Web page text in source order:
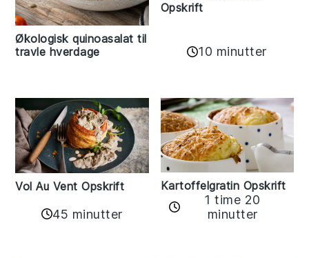
Økologisk quinoasalat til
travle hverdage
Opskrift
10 minutter
Vol Au Vent Opskrift
45 minutter
Kartoffelgratin Opskrift
1 time 20
minutter